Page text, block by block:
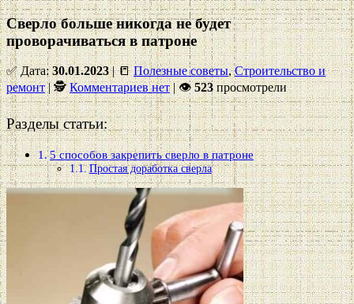
Сверло больше никогда не будет
проворачиваться в патроне
✅ Дата:30.01.2023| 📒Полезные советы,Строительство и
ремонт| 🕵Комментариев нет|👁523просмотрели
Разделы статьи:
5 способов закрепить сверло в патроне
Простая доработка сверла